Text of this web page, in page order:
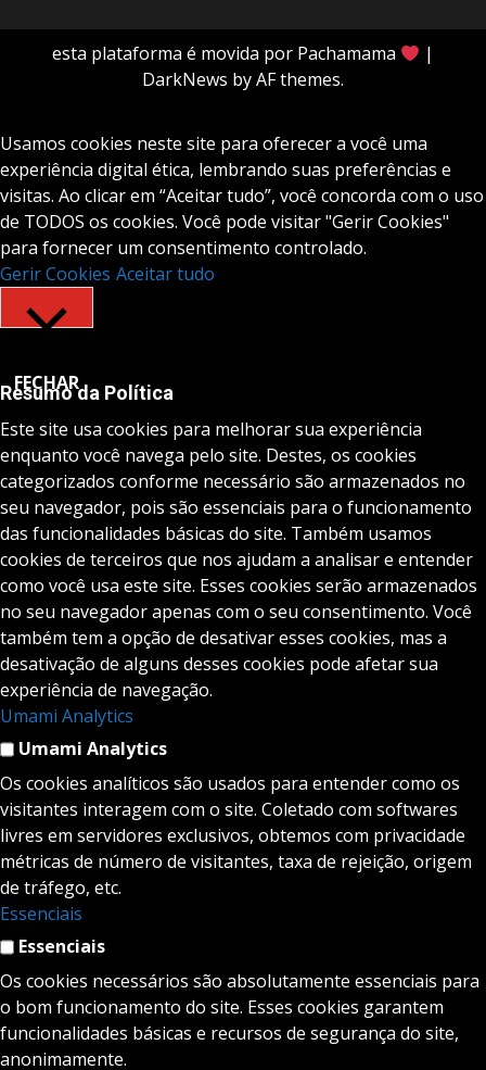
esta plataforma é movida por Pachamama
|
DarkNews by AF themes.
Usamos cookies neste site para oferecer a você uma
experiência digital ética, lembrando suas preferências e
visitas. Ao clicar em “Aceitar tudo”, você concorda com o uso
de TODOS os cookies. Você pode visitar "Gerir Cookies"
para fornecer um consentimento controlado.
Gerir Cookies Aceitar tudo
FECHAR
Resumo da Política
Este site usa cookies para melhorar sua experiência
enquanto você navega pelo site. Destes, os cookies
categorizados conforme necessário são armazenados no
seu navegador, pois são essenciais para o funcionamento
das funcionalidades básicas do site. Também usamos
cookies de terceiros que nos ajudam a analisar e entender
como você usa este site. Esses cookies serão armazenados
no seu navegador apenas com o seu consentimento. Você
também tem a opção de desativar esses cookies, mas a
desativação de alguns desses cookies pode afetar sua
experiência de navegação.
Umami Analytics
Umami Analytics
Os cookies analíticos são usados para entender como os
visitantes interagem com o site. Coletado com softwares
livres em servidores exclusivos, obtemos com privacidade
métricas de número de visitantes, taxa de rejeição, origem
de tráfego, etc.
Essenciais
Essenciais
Os cookies necessários são absolutamente essenciais para
o bom funcionamento do site. Esses cookies garantem
funcionalidades básicas e recursos de segurança do site,
anonimamente.